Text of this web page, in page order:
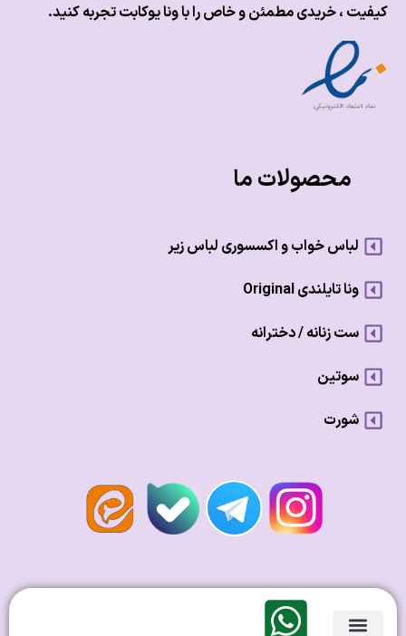
، خریدی مطمئن و خاص را با ونا یوکابت تجربه کنید.
محصولات ما
لباس خواب و اکسسوری لباس زیر
ونا تایلندی Original
ست زنانه / دخترانه
سوتین
شورت